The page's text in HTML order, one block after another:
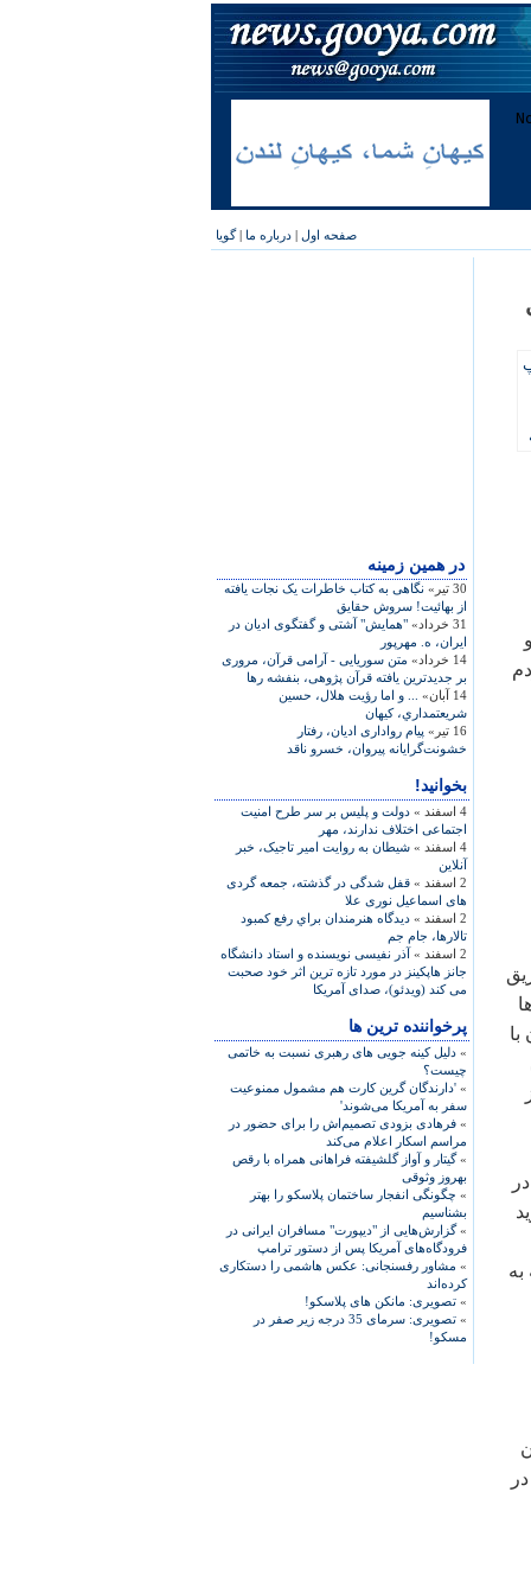
صفحه اول | درباره ما |گویا
در همين زمينه
30 تیر»
نگاهی به کتاب خاطرات يک نجات يافته
از بهائيت! سروش حقايق
31 خرداد»
"همایش" آشتی و گفتگوی ادیان در
ایران، ه. مهرپور
14 خرداد»
متن سوريايی - آرامی قرآن، مروری
بر جديدترين يافته قرآن پژوهی، بنفشه رها
14 آبان»
... و اما رؤيت هلال، حسين
شريعتمداري، کيهان
16 تیر»
پيام ‌رواداری اديان، رفتار
خشونت‌گرايانه پيروان، خسرو ناقد
بخوانید!
4 اسفند »
دولت و پلیس بر سر طرح امنیت
اجتماعی اختلاف ندارند، مهر
4 اسفند »
شیطان به روایت امیر تاجیک، خبر
آنلاین
2 اسفند »
قفل شدگی در گذشته، جمعه گردی
های اسماعيل نوری علا
2 اسفند »
ديدگاه‌ هنرمندان براي رفع كمبود
تالارها، جام جم
2 اسفند »
آذر نفیسی نویسنده و استاد دانشگاه
جانز هاپکینز در مورد تازه ترین اثر خود صحبت
می کند (ویدئو)، صدای آمریکا
پرخواننده ترین ها
» دلیل کینه جویی های رهبری نسبت به خاتمی
چیست؟
» 'دارندگان گرین کارت هم مشمول ممنوعیت
سفر به آمریکا می‌شوند'
» فرهادی بزودی تصمیم‌اش را برای حضور در
مراسم اسکار اعلام می‌کند
»گیتار و آواز گلشیفته فراهانی همراه با رقص
بهروز وثوقی
» چگونگی انفجار ساختمان پلاسکو را بهتر
بشناسیم
»گزارش‌هایی از "دیپورت" مسافران ایرانی در
فرودگاه‌های آمریکا پس از دستور ترامپ
» مشاور رفسنجانی: عکس هاشمی را دستکاری
کرده‌اند
» تصویری: مانکن های پلاسکو!
»
تصویری: سرمای 35 درجه زیر صفر در
مسکو!